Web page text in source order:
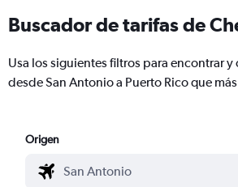
Buscador de tarifas de
Usa los siguientes filtros para encontrar
desde San Antonio a Puerto Rico que
Origen